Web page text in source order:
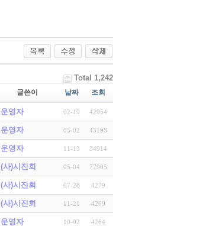
Total 1,242
글쓴이 날짜 조회
운영자 02-19 42954
운영자 05-02 43198
운영자 11-13 34914
(사)시진회 05-04 77905
(사)시진회 07-28 4279
(사)시진회 11-21 4269
운영자 10-02 4264